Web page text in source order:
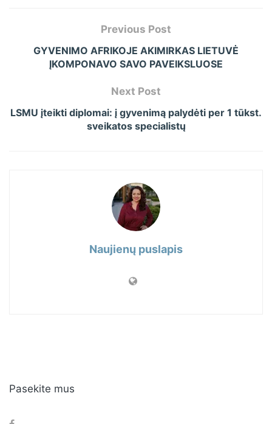
Previous Post
GYVENIMO AFRIKOJE AKIMIRKAS LIETUVĖ
ĮKOMPONAVO SAVO PAVEIKSLUOSE
Next Post
LSMU įteikti diplomai: į gyvenimą palydėti per 1 tūkst.
sveikatos specialistų
Naujienų puslapis
Pasekite mus